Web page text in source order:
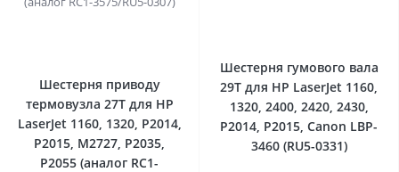
Шестерня приводу
термовузла 27T для HP
LaserJet 1160, 1320, P2014,
P2015, M2727, P2035,
P2055 (аналог RC1-
Шестерня гумового вала
29T для HP LaserJet 1160,
1320, 2400, 2420, 2430,
P2014, P2015, Canon LBP-
3460 (RU5-0331)